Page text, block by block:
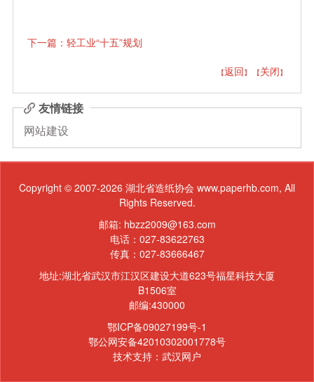
下一篇：轻工业“十五”规划
【返回】 【关闭】
友情链接
网站建设
Copyright © 2007-2026 湖北省造纸协会 www.paperhb.com, All
Rights Reserved.
邮箱: hbzz2009@163.com
电话：027-83622763
传真：027-83666467
地址:湖北省武汉市江汉区建设大道623号福星科技大厦
B1506室
邮编:430000
鄂ICP备09027199号-1
鄂公网安备42010302001778号
技术支持： 武汉网户